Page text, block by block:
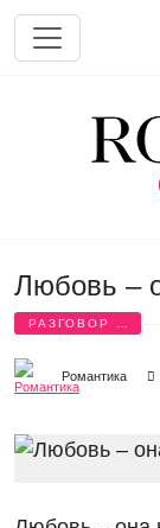
Перейти к
Любовь –
РАЗГОВОР О
Романтика